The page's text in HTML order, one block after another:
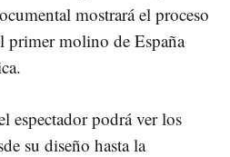
mostrará el proceso
primer molino de España
espectador podrá ver los
su diseño hasta la